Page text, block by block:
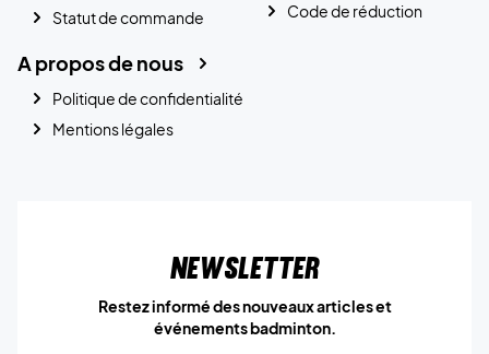
Statut de commande
Code de réduction
A propos de nous
Politique de confidentialité
Mentions légales
Newsletter
Restez informé des nouveaux articles et
événements badminton.